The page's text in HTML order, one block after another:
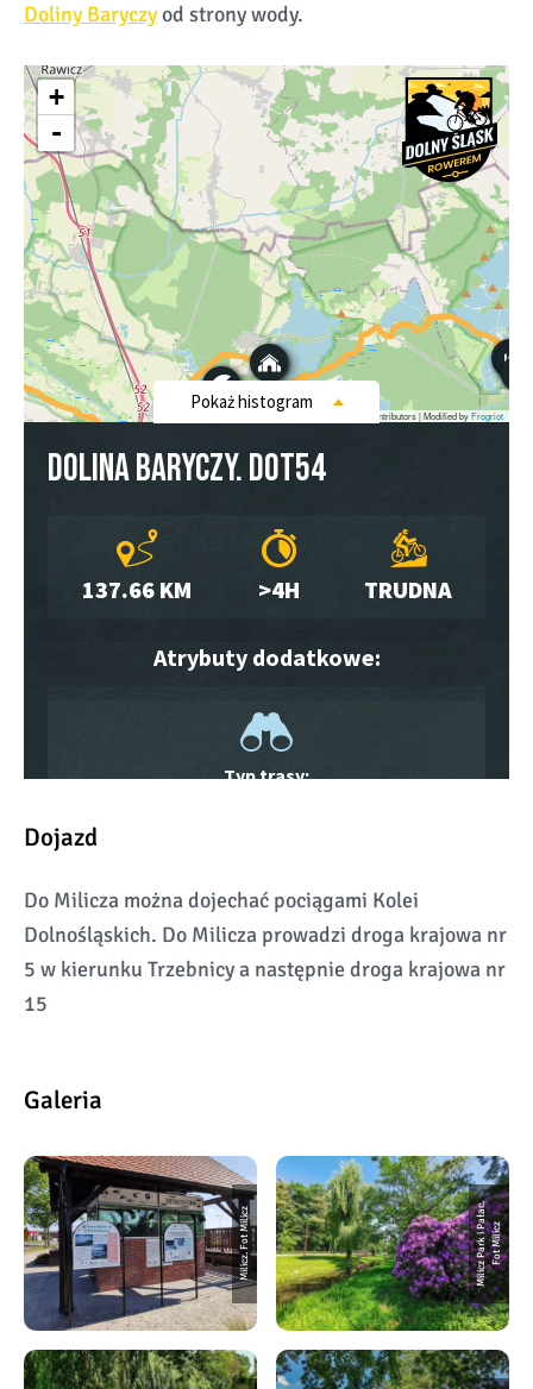
Doliny Baryczyod strony wody.
Dojazd
Do Milicza można dojechać pociągami Kolei
Dolnośląskich. Do Milicza prowadzi droga krajowa nr
5 w kierunku Trzebnicy a następnie droga krajowa nr
15
Galeria
Milicz. Fot Milicz Mi
li
c
z
P
a
r
k iP
a
ł
a
c.
F
o
t
Mi
li
cz